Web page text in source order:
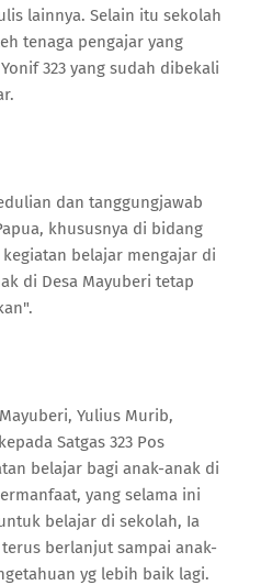
lainnya. Selain itu sekolah
tenaga pengajar yang
323 yang sudah dibekali
dan tanggungjawab
khususnya di bidang
belajar mengajar di
di Desa Mayuberi tetap
Yulius Murib,
Satgas 323 Pos
belajar bagi anak-anak di
yang selama ini
belajar di sekolah, Ia
berlanjut sampai anak-
yg lebih baik lagi.